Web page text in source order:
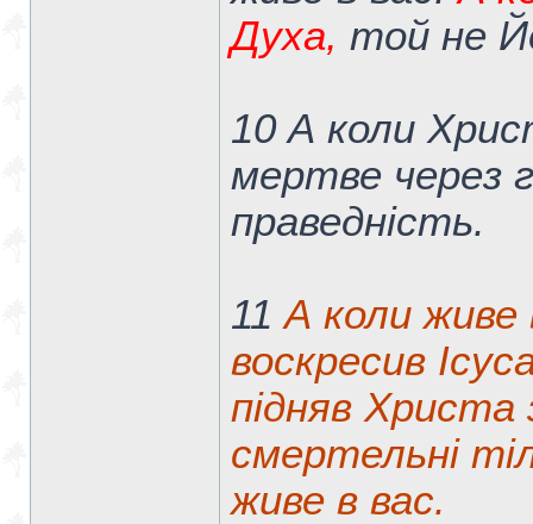
Духа, той не
10 А коли
мертве через
праведність.
11А коли
воскресив
підняв
смертельні
живе в вас.